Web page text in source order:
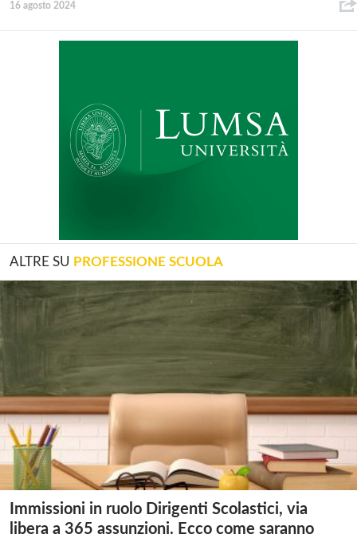
16 agosto 2024
ALTRE SU PROFESSIONE SCUOLA
Immissioni in ruolo Dirigenti Scolastici, via
libera a 365 assunzioni. Ecco come saranno